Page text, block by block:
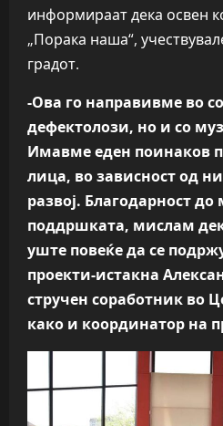
информираат дека освен
„Порака наша“,
градот.
-Ова го направивме во
дефектолози, но и со
Имавме еден поинаков
лица, во зависност од
развој. Благодарност
поддршката, мислам
уште повеќе да се
проекти-истакна
стручен соработник во
како и координатор на